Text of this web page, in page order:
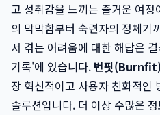
고 성취감을 느끼는 즐거운 여
의 막막함부터 숙련자의 정체기
서 겪는 어려움에 대한 해답은
기록'에 있습니다. 번핏(Burnfit)
장 혁신적이고 사용자 친화적인
솔루션입니다. 더 이상 수많은